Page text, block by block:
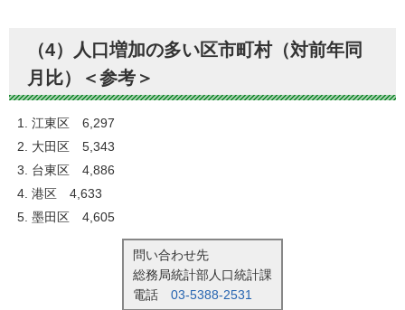
（4）人口増加の多い区市町村（対前年同
月比）＜参考＞
江東区 6,297
大田区 5,343
台東区 4,886
港区 4,633
墨田区 4,605
問い合わせ先
総務局統計部人口統計課
電話 03-5388-2531